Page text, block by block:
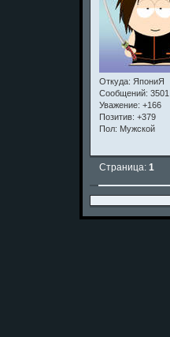
Откуда: ЯпониЯ
Сообщений: 3501
Уважение: +166
Позитив: +379
Пол: Мужской
Страница:1